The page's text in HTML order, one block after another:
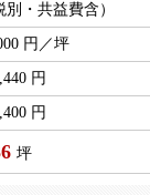
別・共益費含）
円／坪
円
円
坪